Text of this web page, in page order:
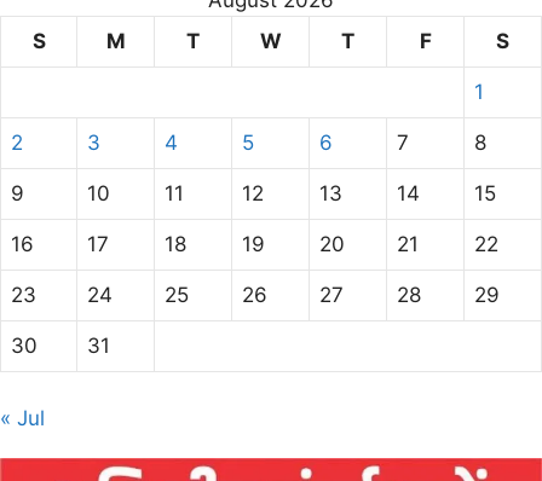
S
M T W T F S
1
2 3 4 5 6 7 8
9 10 11 12 13 14 15
16 17 18 19 20 21 22
23 24 25 26 27 28 29
30 31
« Jul